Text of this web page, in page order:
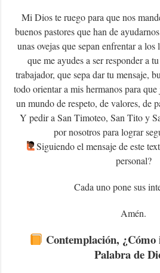
Mi Dios te ruego para que nos
buenos pastores que han de
unas ovejas que sepan enfrentar a
que me ayudes a ser responder a
trabajador, que sepa dar tu mensaje,
todo orientar a mis hermanos para
un mundo de respeto, de valores, de
Y pedir a San Timoteo, San Tito y
por nosotros para lograr
‍Siguiendo el mensaje de este
personal?
Cada uno pone sus
Amén.
Contemplación,
Palabra de